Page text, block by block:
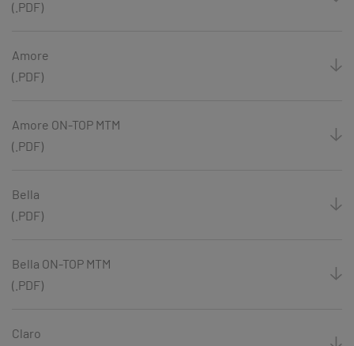
(.PDF)
Amore
(.PDF)
Amore ON-TOP MTM
(.PDF)
Bella
(.PDF)
Bella ON-TOP MTM
(.PDF)
Claro